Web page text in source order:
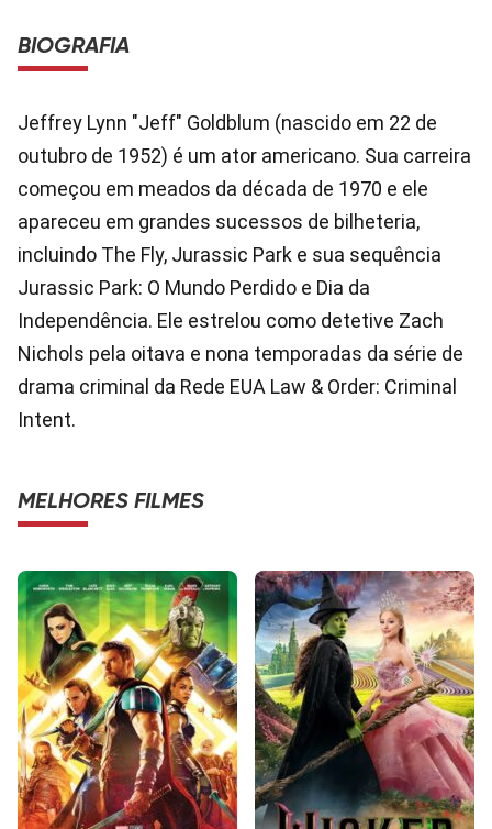
BIOGRAFIA
Jeffrey Lynn "Jeff" Goldblum (nascido em 22 de
outubro de 1952) é um ator americano. Sua carreira
começou em meados da década de 1970 e ele
apareceu em grandes sucessos de bilheteria,
incluindo The Fly, Jurassic Park e sua sequência
Jurassic Park: O Mundo Perdido e Dia da
Independência. Ele estrelou como detetive Zach
Nichols pela oitava e nona temporadas da série de
drama criminal da Rede EUA Law & Order: Criminal
Intent.
MELHORES FILMES